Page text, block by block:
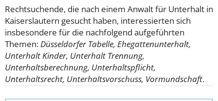
Rechtsuchende, die nach einem Anwalt für Unterhalt in
Kaiserslautern gesucht haben, interessierten sich
insbesondere für die nachfolgend aufgeführten
Themen:Düsseldorfer Tabelle, Ehegattenunterhalt,
Unterhalt Kinder, Unterhalt Trennung,
Unterhaltsberechnung, Unterhaltspflicht,
Unterhaltsrecht, Unterhaltsvorschuss, Vormundschaft.